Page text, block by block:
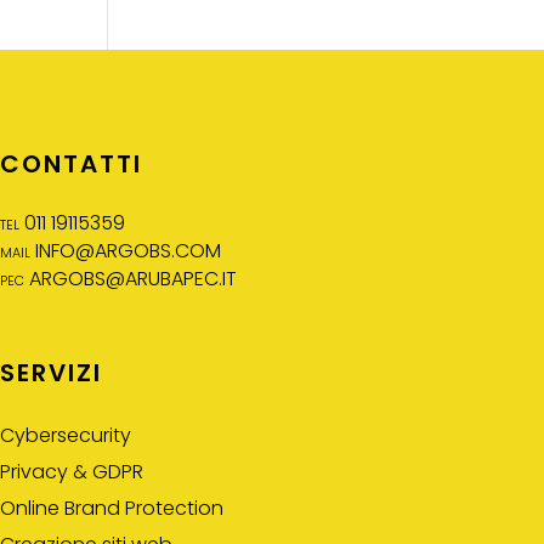
CONTATTI
tel 011 19115359
mailINFO@ARGOBS.COM
pecARGOBS@ARUBAPEC.IT
SERVIZI
Cybersecurity
Privacy & GDPR
Online Brand Protection